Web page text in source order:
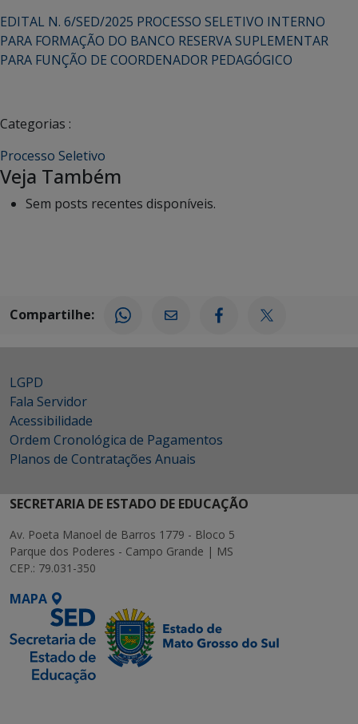
EDITAL N. 6/SED/2025 PROCESSO SELETIVO INTERNO
PARA FORMAÇÃO DO BANCO RESERVA SUPLEMENTAR
PARA FUNÇÃO DE COORDENADOR PEDAGÓGICO
Categorias :
Processo Seletivo
Veja Também
Sem posts recentes disponíveis.
Compartilhe:
LGPD
Fala Servidor
Acessibilidade
Ordem Cronológica de Pagamentos
Planos de Contratações Anuais
SECRETARIA DE ESTADO DE EDUCAÇÃO
Av. Poeta Manoel de Barros 1779 - Bloco 5
Parque dos Poderes - Campo Grande | MS
CEP.: 79.031-350
MAPA